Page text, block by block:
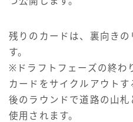
残りのカードは、裏向きの
す。
※ドラフトフェーズの終わ
カードをサイクルアウト
後のラウンドで道路の山
使用されます。